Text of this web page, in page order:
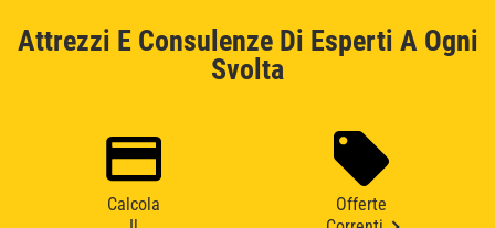
Attrezzi E Consulenze Di Esperti A Ogni
Svolta
Calcola
Offerte